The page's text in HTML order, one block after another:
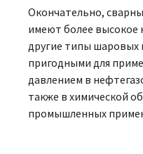
Окончательно,
имеют более высокое
другие типы шаровых
пригодными для
давлением в
также в химической
промышленных